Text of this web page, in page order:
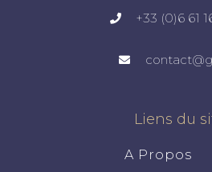
+33 (0)6 61
Liens du
A Propos